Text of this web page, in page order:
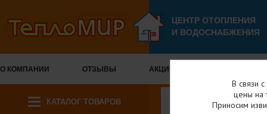
ЦЕНТР ОТОПЛЕНИЯ
И ВОДОСНАБЖЕНИЯ
О КОМПАНИИ ОТЗЫВЫ АКЦИИ И СКИДКИ
КАТАЛОГ ТОВАРОВ
В связи
цены на
Приносим